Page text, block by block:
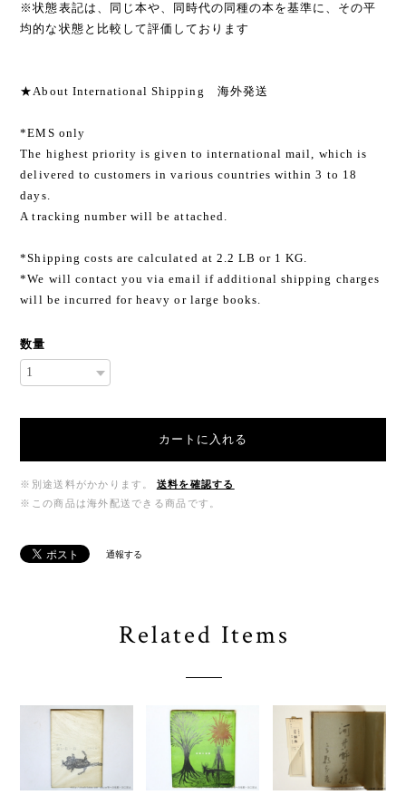
※状態表記は、同じ本や、同時代の同種の本を基準に、その平
均的な状態と比較して評価しております
★About International Shipping 海外発送
*EMS only
The highest priority is given to international mail, which is
delivered to customers in various countries within 3 to 18
days.
A tracking number will be attached.
*Shipping costs are calculated at 2.2 LB or 1 KG.
*We will contact you via email if additional shipping charges
will be incurred for heavy or large books.
数量
カートに入れる
※別途送料がかかります。
送料を確認する
※この商品は海外配送できる商品です。
通報する
Related Items